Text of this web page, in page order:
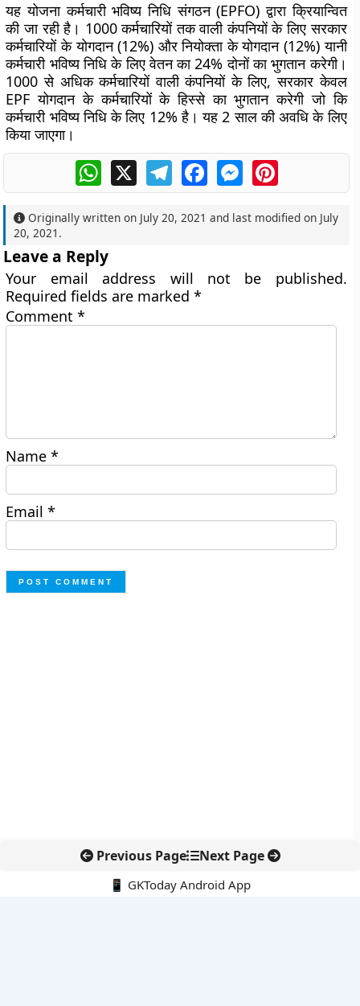
यह योजनाकर्मचारी भविष्य निधि संगठन (EPFO) द्वारा क्रियान्वित
की जा रही है। 1000 कर्मचारियों तक वाली कंपनियों के लिए सरकार
कर्मचारियों के योगदान (12%) और नियोक्ता के योगदान (12%) यानी
कर्मचारी भविष्य निधि के लिए वेतन का 24% दोनों का भुगतान करेगी।
1000 से अधिक कर्मचारियों वाली कंपनियों के लिए, सरकार केवल
EPF योगदान के कर्मचारियों के हिस्से का भुगतान करेगी जो कि
कर्मचारी भविष्य निधि के लिए 12% है। यह 2 साल की अवधि के लिए
किया जाएगा।
WhatsApp
X TelegramFacebookMessengerPinterest
Originally written on July 20, 2021 and last modified on July
20, 2021 .
Leave a Reply
Your email address will not be published.
Required fields are marked*
Comment*
Name*
Email*
Previous Page Next Page
📱 GKToday Android App